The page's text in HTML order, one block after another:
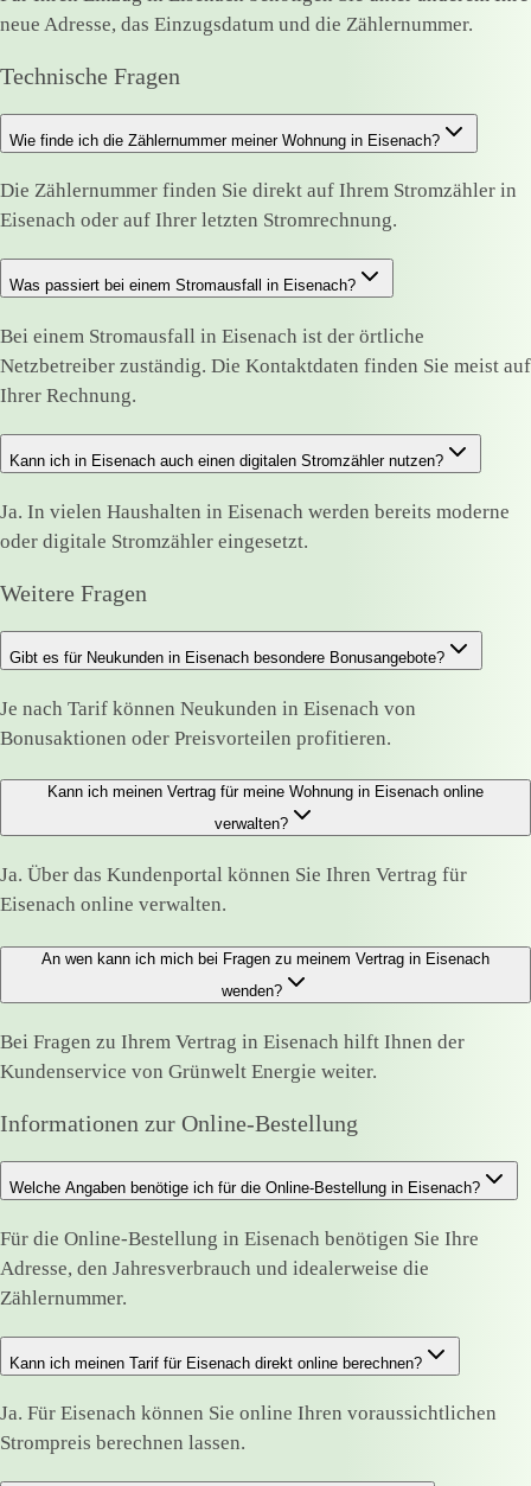
neue Adresse, das Einzugsdatum und die Zählernummer.
Technische Fragen
Wie finde ich die Zählernummer meiner Wohnung in Eisenach?
Die Zählernummer finden Sie direkt auf Ihrem Stromzähler in
Eisenach oder auf Ihrer letzten Stromrechnung.
Was passiert bei einem Stromausfall in Eisenach?
Bei einem Stromausfall in Eisenach ist der örtliche
Netzbetreiber zuständig. Die Kontaktdaten finden Sie meist auf
Ihrer Rechnung.
Kann ich in Eisenach auch einen digitalen Stromzähler nutzen?
Ja. In vielen Haushalten in Eisenach werden bereits moderne
oder digitale Stromzähler eingesetzt.
Weitere Fragen
Gibt es für Neukunden in Eisenach besondere Bonusangebote?
Je nach Tarif können Neukunden in Eisenach von
Bonusaktionen oder Preisvorteilen profitieren.
Kann ich meinen Vertrag für meine Wohnung in Eisenach online
verwalten?
Ja. Über das Kundenportal können Sie Ihren Vertrag für
Eisenach online verwalten.
An wen kann ich mich bei Fragen zu meinem Vertrag in Eisenach
wenden?
Bei Fragen zu Ihrem Vertrag in Eisenach hilft Ihnen der
Kundenservice von Grünwelt Energie weiter.
Informationen zur Online-Bestellung
Welche Angaben benötige ich für die Online-Bestellung in Eisenach?
Für die Online-Bestellung in Eisenach benötigen Sie Ihre
Adresse, den Jahresverbrauch und idealerweise die
Zählernummer.
Kann ich meinen Tarif für Eisenach direkt online berechnen?
Ja. Für Eisenach können Sie online Ihren voraussichtlichen
Strompreis berechnen lassen.